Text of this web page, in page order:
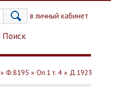
Вход в личный кабинет
Поиск
» Ф.8195 » Оп.1 т. 4 » Д.1923